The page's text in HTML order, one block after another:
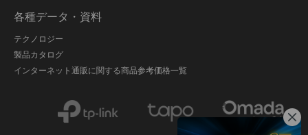
各種データ・資料
テクノロジー
製品カタログ
インターネット通販に関する商品参考価格一覧